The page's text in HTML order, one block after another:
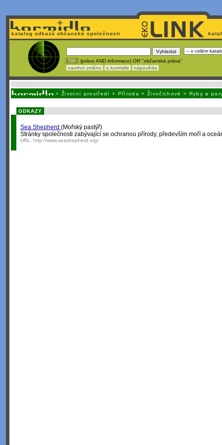
katalog odkazů občanské společnosti
! TIP : (právo AND informace) OR "občanská práva"
navrhni změnu
o kormidle nápověda
> Životní prostředí > Příroda >Živočichové > Ryby a
ODKAZY
Sea Shepherd (Mořský pastýř)
Stránky společnosti zabývající se ochranou přírody, především moří a
URL: http://www.seashepherd.org/